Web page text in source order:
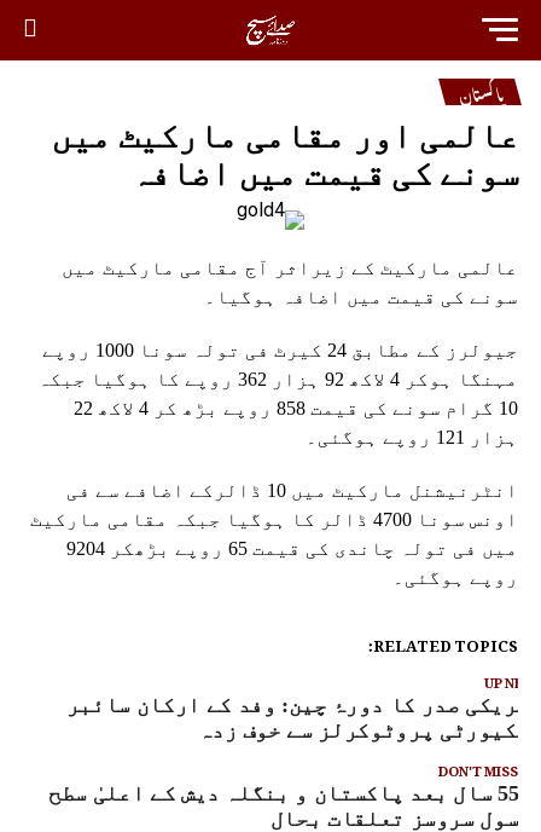
پاکستان
عالمی اور مقامی مارکیٹ میں
سونے کی قیمت میں اضافہ
عالمی مارکیٹ کے زیراثر آج مقامی مارکیٹ میں
سونے کی قیمت میں اضافہ ہوگیا۔
جیولرز کے مطابق 24 کیرٹ فی تولہ سونا 1000 روپے
مہنگا ہوکر 4 لاکھ 92 ہزار 362 روپے کا ہوگیا جبکہ
10 گرام سونے کی قیمت 858 روپے بڑھ کر 4 لاکھ 22
ہزار 121 روپے ہوگئی۔
انٹرنیشنل مارکیٹ میں 10 ڈالرکے اضافے سے فی
اونس سونا 4700 ڈالر کا ہوگیا جبکہ مقامی مارکیٹ
میں فی تولہ چاندی کی قیمت 65 روپے بڑھکر 9204
روپے ہوگئی۔
RELATED TOPICS:
UP
صدر کا دورۂ چین: وفد کے ارکان سائبر
پروٹوکرلز سے خوف زدہ
DON'T MISS
55 سال بعد پاکستان و بنگلہ دیش کے اعلیٰ سطح
سول سروسز تعلقات بحال